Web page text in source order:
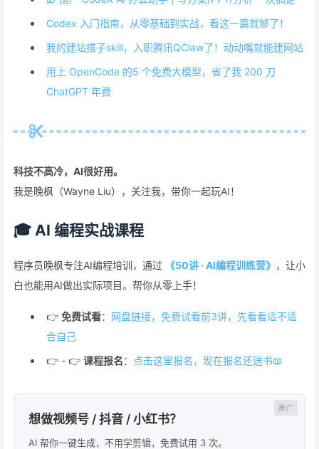
Codex 入门指南，从零基础到实战，看这一篇就够了！
我的建站搭子skill，入职腾讯QClaw了！动动嘴就能建网站
用上 OpenCode 的5 个免费大模型，省了我 200 刀
ChatGPT 年费
科技不高冷，AI很好用。
我是晚枫（Wayne Liu），关注我，带你一起玩AI！
🎓 AI 编程实战课程
程序员晚枫专注AI编程培训，通过 《50讲 · AI编程训练营》 ，让小
白也能用AI做出实际项目。帮你从零上手！
👉 免费试看： 网盘链接，免费试看前3讲，先看看适不适
合自己
👉 - 👉 课程报名： 点击这里报名，现在报名还送书📖
想做视频号 / 抖音 / 小红书？
AI 帮你一键生成，不用学剪辑，免费试用 3 次。